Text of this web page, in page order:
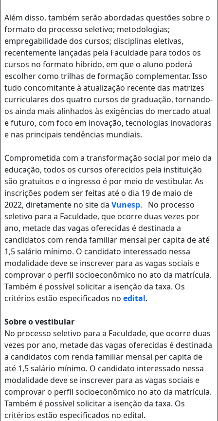
Além disso, também serão abordadas questões sobre o
formato do processo seletivo; metodologias;
empregabilidade dos cursos; disciplinas eletivas,
recentemente lançadas pela Faculdade para todos os
cursos no formato híbrido, em que o aluno poderá
escolher como trilhas de formação complementar. Isso
tudo concomitante à atualização recente das matrizes
curriculares dos quatro cursos de graduação, tornando-
os ainda mais alinhados às exigências do mercado atual
e futuro, com foco em inovação, tecnologias inovadoras
e nas principais tendências mundiais.
Comprometida com a transformação social por meio da
educação, todos os cursos oferecidos pela instituição
são gratuitos e o ingresso é por meio de vestibular. As
inscrições podem ser feitas até o dia 19 de maio de
2022, diretamente no site da Vunesp. No processo
seletivo para a Faculdade, que ocorre duas vezes por
ano, metade das vagas oferecidas é destinada a
candidatos com renda familiar mensal per capita de até
1,5 salário mínimo. O candidato interessado nessa
modalidade deve se inscrever para as vagas sociais e
comprovar o perfil socioeconômico no ato da matrícula.
Também é possível solicitar a isenção da taxa. Os
critérios estão especificados no edital.
Sobre o vestibular
No processo seletivo para a Faculdade, que ocorre duas
vezes por ano, metade das vagas oferecidas é destinada
a candidatos com renda familiar mensal per capita de
até 1,5 salário mínimo. O candidato interessado nessa
modalidade deve se inscrever para as vagas sociais e
comprovar o perfil socioeconômico no ato da matrícula.
Também é possível solicitar a isenção da taxa. Os
critérios estão especificados no edital.